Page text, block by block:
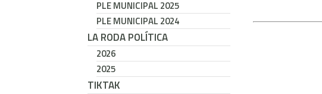
PLE MUNICIPAL 2025
PLE MUNICIPAL 2024
LA RODA POLÍTICA
2026
2025
TIKTAK